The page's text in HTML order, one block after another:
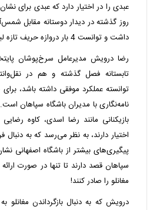
عبدی را در اختیار دارد که عبدی برای
روز گذشته در دیدار دوستانه مقابل
داشت و توانست 4 بار دروازه حریف تازه لیگ برتری شده را باز کند.
رضا درویش مدیرعامل سرخ‌پوشان
تابستانه فصل گذشته و هم در
توانسته عملکرد موفقی داشته باشد،
نامه‌نگاری با مدیران باشگاه سپاهان
بازیکنانی مانند رضا اسدی، کاوه
اختیار دارند، به نظر می‌رسد که به دنبال
پیگیری‌های بیشتر از باشگاه اصفهانی
سپاهان قصد دارند تا تنها در صورت
مغانلو را صادر کنند!
درویش که به دنبال بازگرداندن